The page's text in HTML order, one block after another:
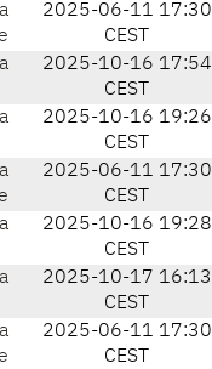
2025-06-11 17:30
CEST
2025-10-16 17:54
CEST
2025-10-16 19:26
CEST
2025-06-11 17:30
CEST
2025-10-16 19:28
CEST
2025-10-17 16:13
CEST
2025-06-11 17:30
CEST